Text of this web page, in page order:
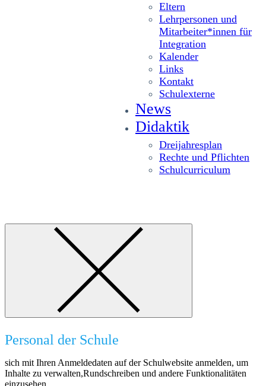
Eltern
Lehrpersonen und
Mitarbeiter*innen für
Integration
Kalender
Links
Kontakt
Schulexterne
News
Didaktik
Dreijahresplan
Rechte und Pflichten
Schulcurriculum
Personal der Schule
sich mit Ihren Anmeldedaten auf der Schulwebsite anmelden, um
Inhalte zu verwalten,Rundschreiben und andere Funktionalitäten
einzusehen.